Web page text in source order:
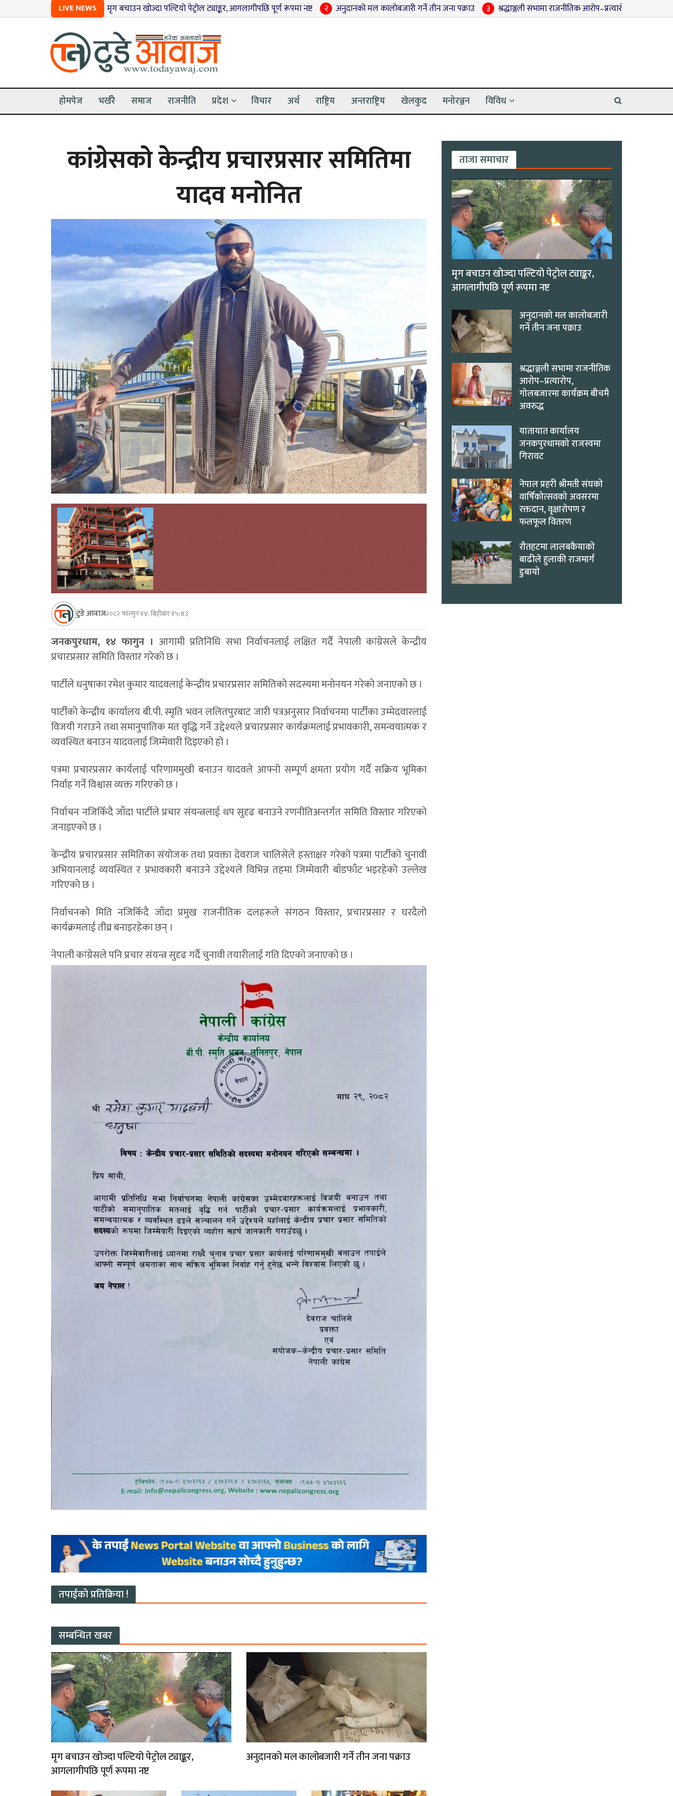
LIVE NEWS
मृग बचाउन खोज्दा पल्टियो पेट्रोल ट्याङ्कर, आगलागीपछि पूर्ण रूपमा नष्ट २ अनुदानको मल कालोबजारी गर्ने तीन जना पक्राउ ३ श्रद्धाञ्जली सभामा राजनीतिक आरोप–प्रत्यारोप, गोलबजारमा कार्यक्रम बीचमै
होमपेज भर्खरै समाज राजनीति प्रदेश विचार अर्थ राष्ट्रिय अन्तराष्ट्रिय खेलकुद मनोरञ्जन विविध
कांग्रेसको केन्द्रीय प्रचारप्रसार समितिमा
यादव मनोनित
टुडे आवाज२०८२ फाल्गुन १४, बिहीबार १५:४३
जनकपुरधाम, १४ फागुन । आगामी प्रतिनिधि सभा निर्वाचनलाई लक्षित गर्दै नेपाली कांग्रेसले केन्द्रीय
प्रचारप्रसार समिति विस्तार गरेको छ ।
पार्टीले धनुषाका रमेश कुमार यादवलाई केन्द्रीय प्रचारप्रसार समितिको सदस्यमा मनोनयन गरेको जनाएको छ ।
पार्टीको केन्द्रीय कार्यालय बी.पी. स्मृति भवन ललितपुरबाट जारी पत्रअनुसार निर्वाचनमा पार्टीका उम्मेदवारलाई
विजयी गराउने तथा समानुपातिक मत वृद्धि गर्ने उद्देश्यले प्रचारप्रसार कार्यक्रमलाई प्रभावकारी, समन्वयात्मक र
व्यवस्थित बनाउन यादवलाई जिम्मेवारी दिइएको हो ।
पत्रमा प्रचारप्रसार कार्यलाई परिणाममुखी बनाउन यादवले आफ्नो सम्पूर्ण क्षमता प्रयोग गर्दै सक्रिय भूमिका
निर्वाह गर्ने विश्वास व्यक्त गरिएको छ ।
निर्वाचन नजिकिँदै जाँदा पार्टीले प्रचार संयन्त्रलाई थप सुदृढ बनाउने रणनीतिअन्तर्गत समिति विस्तार गरिएको
जनाइएको छ ।
केन्द्रीय प्रचारप्रसार समितिका संयोजक तथा प्रवक्ता देवराज चालिसेले हस्ताक्षर गरेको पत्रमा पार्टीको चुनावी
अभियानलाई व्यवस्थित र प्रभावकारी बनाउने उद्देश्यले विभिन्न तहमा जिम्मेवारी बाँडफाँट भइरहेको उल्लेख
गरिएको छ ।
निर्वाचनको मिति नजिकिँदै जाँदा प्रमुख राजनीतिक दलहरूले संगठन विस्तार, प्रचारप्रसार र घरदैलो
कार्यक्रमलाई तीव्र बनाइरहेका छन् ।
नेपाली कांग्रेसले पनि प्रचार संयन्त्र सुदृढ गर्दै चुनावी तयारीलाई गति दिएको जनाएको छ ।
तपाईको प्रतिक्रिया !
सम्बन्धित खबर
मृग बचाउन खोज्दा पल्टियो पेट्रोल ट्याङ्कर,
आगलागीपछि पूर्ण रूपमा नष्ट
अनुदानको मल कालोबजारी गर्ने तीन जना पक्राउ
ताजा समाचार
मृग बचाउन खोज्दा पल्टियो पेट्रोल ट्याङ्कर,
आगलागीपछि पूर्ण रूपमा नष्ट
अनुदानको मल कालोबजारी
गर्ने तीन जना पक्राउ
श्रद्धाञ्जली सभामा राजनीतिक
आरोप–प्रत्यारोप,
गोलबजारमा कार्यक्रम बीचमै
अवरुद्ध
यातायात कार्यालय
जनकपुरधामको राजस्वमा
गिरावट
नेपाल प्रहरी श्रीमती संघको
वार्षिकोत्सवको अवसरमा
रक्तदान, वृक्षारोपण र
फलफूल वितरण
रौतहटमा लालबकैयाको
बाढीले हुलाकी राजमार्ग
डुबायो